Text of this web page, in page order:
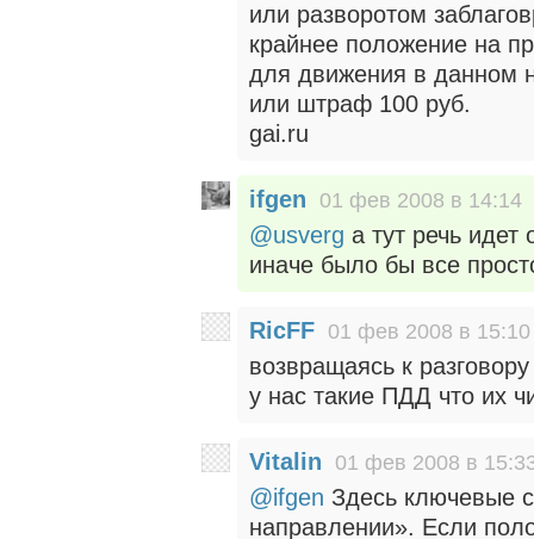
или разворотом
крайнее положение на
для движения в данном
или штраф 100 руб.
gai.ru
ifgen 01 фев 2008 в 14:14
@usverg а тут речь
иначе было бы все
RicFF 01 фев 2008 в 15:10
возвращаясь к
у нас такие ПДД что их
Vitalin 01 фев 2008 в
@ifgen Здесь ключевые
направлении». Если